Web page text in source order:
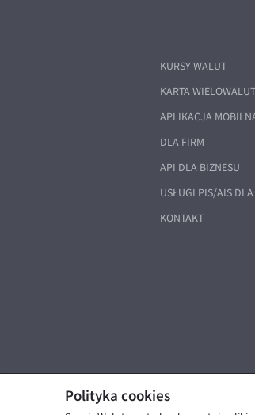
Polityka cookies
KURSY WALUT
KARTA
APLIKACJA
DLA FIRM
API DLA BIZNESU
USŁUGI PIS/AIS
KONTAKT